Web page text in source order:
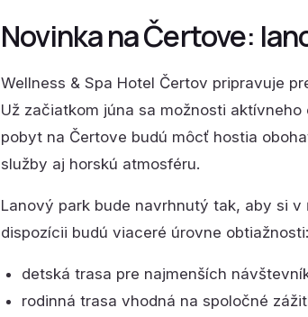
Novinka na Čertove:
Wellness & Spa Hotel Čertov pripravuje
Už začiatkom júna sa možnosti
pobyt na Čertove budú môcť hostia
služby aj horskú atmosféru.
Lanový park bude navrhnutý tak, aby si
dispozícii budú viaceré úrovne obtiažnosti:
detská trasa pre najmenších
rodinná trasa vhodná na spoločné